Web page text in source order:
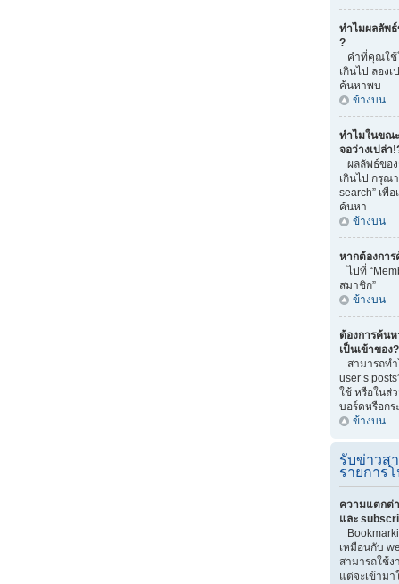
ทำไมผลลัพธ์
?
คำที่คุณใช้
เกินไป ลอง
ค้นหาพบ
ข้างบน
ทำไมในขณ
จอว่างเปล่า
ผลลัพธ์ขอ
เกินไป กรุณ
search” เพื่
ค้นหา
ข้างบน
หากต้องกา
ไปที่
สมาชิก”
ข้างบน
ต้องการค้น
เป็นเข้าของ?
สามารถทำ
user’s
ใช้ หรือในส่
บอร์ดหรือกร
ข้างบน
รับข่าวส
รายการ
ความแตกต่
และ
เหมือนกับ
สามารถใช้
แต่จะเข้าม